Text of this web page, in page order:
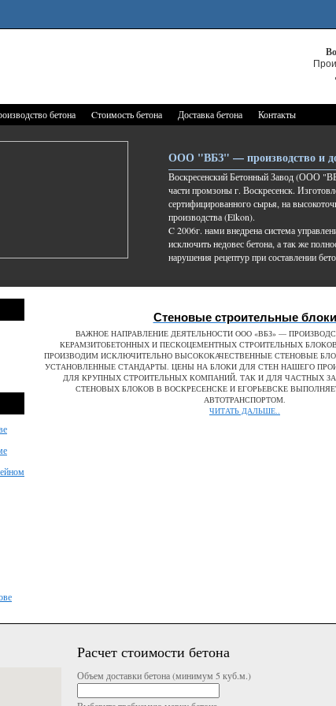
бетона Cтоимость бетона Доставка бетона Контакты
ООО "ВБЗ" — производство и
Воскресенский Бетонный Завод (ООО
части промзоны г. Воскресенск.
сертифицированного сырья, на
производства (Elkon).
C 2006г. нами внедрена система
исключить недовес бетона, а так же
нарушения рецептур при составлении
Стеновые строительные блоки
ВАЖНОЕ НАПРАВЛЕНИЕ ДЕЯТЕЛЬНОСТИ ООО «ВБЗ» —
КЕРАМЗИТОБЕТОННЫХ И ПЕСКОЦЕМЕНТНЫХ СТРОИТЕЛЬНЫХ
ПРОИЗВОДИМ ИСКЛЮЧИТЕЛЬНО ВЫСОКОКАЧЕСТВЕННЫЕ СТЕНОВЫЕ
УСТАНОВЛЕННЫЕ СТАНДАРТЫ. ЦЕНЫ НА БЛОКИ ДЛЯ СТЕН НАШЕГО
ДЛЯ КРУПНЫХ СТРОИТЕЛЬНЫХ КОМПАНИЙ, ТАК И ДЛЯ ЧАСТНЫХ
СТЕНОВЫХ БЛОКОВ В ВОСКРЕСЕНСКЕ И ЕГОРЬЕВСКЕ
АВТОТРАНСПОРТОМ.
ЧИТАТЬ ДАЛЬШЕ..
Расчет стоимости бетона
Объем доставки бетона (минимум 5 куб.м.)